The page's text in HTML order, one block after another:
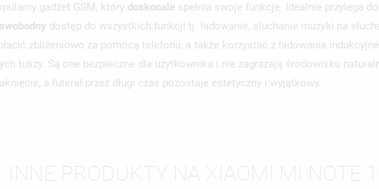
gadżet GSM, który doskonale spełnia swoje funkcje. Idealnie przylega
swobodny dostęp do wszystkich funkcji tj. ładowanie, słuchanie muzyki na
zbliżeniowo za pomocą telefonu, a także korzystać z ładowania
tuszy. Są one bezpieczne dla użytkownika i nie zagrażają środowisku
a futerał przez długi czas pozostaje estetyczny i wyjątkowy.
INNE PRODUKTY NA XIAOMI MI NOTE
NAZWA LISTY ŻYCZEŃ
MUSISZ BYĆ ZALOGOWANY BY ZAPISAĆ PRODUKTY NA SWOJEJ LIŚCIE